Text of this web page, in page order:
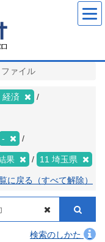
ファイル
経済
-
果 11 埼玉県
に戻る（すべて解除）
検索のしかた